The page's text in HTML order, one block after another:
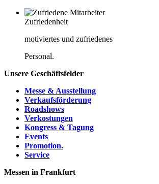
Zufriedenheit
motiviertes und zufriedenes
Personal.
Unsere Geschäftsfelder
Messe & Ausstellung
Verkaufsförderung
Roadshows
Verkostungen
Kongress & Tagung
Events
Promotion.
Service
Messen in Frankfurt